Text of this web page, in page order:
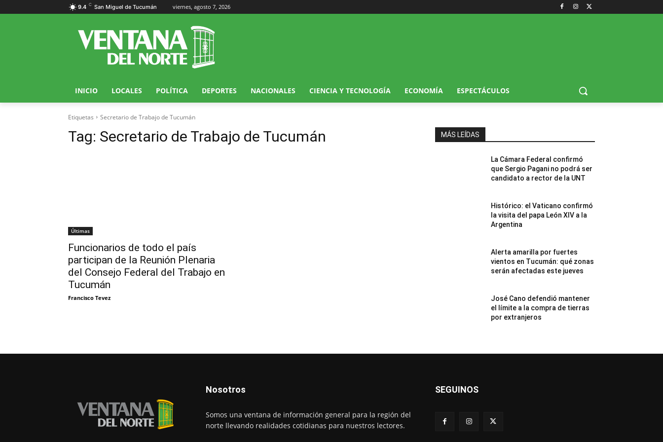
9.4 C San Miguel de Tucumán viernes, agosto 7, 2026
INICIO LOCALES POLÍTICA DEPORTES NACIONALES CIENCIA Y TECNOLOGÍA ECONOMÍA ESPECTÁCULOS
Etiquetas Secretario de Trabajo de Tucumán
Tag: Secretario de Trabajo de Tucumán
Últimas
Funcionarios de todo el país
participan de la Reunión Plenaria
del Consejo Federal del Trabajo en
Tucumán
Francisco Tevez
MÁS LEÍDAS
La Cámara Federal confirmó
que Sergio Pagani no podrá ser
candidato a rector de la UNT
Histórico: el Vaticano confirmó
la visita del papa León XIV a la
Argentina
Alerta amarilla por fuertes
vientos en Tucumán: qué zonas
serán afectadas este jueves
José Cano defendió mantener
el límite a la compra de tierras
por extranjeros
Nosotros
Somos una ventana de información general para la región del
norte llevando realidades cotidianas para nuestros lectores.
SEGUINOS